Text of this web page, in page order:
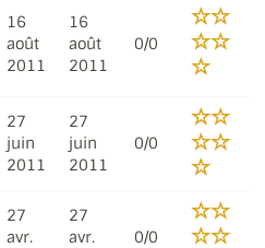
16
août
2011
16
août
2011
0/0
27
juin
2011
27
juin
2011
0/0
27
avr.
27
avr.
0/0